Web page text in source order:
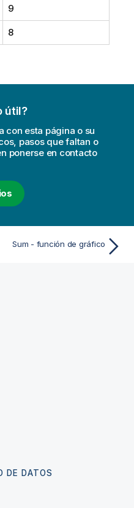
9
8
útil?
con esta página o su
pasos que faltan o
ponerse en contacto
Sum - función de gráfico
DE DATOS